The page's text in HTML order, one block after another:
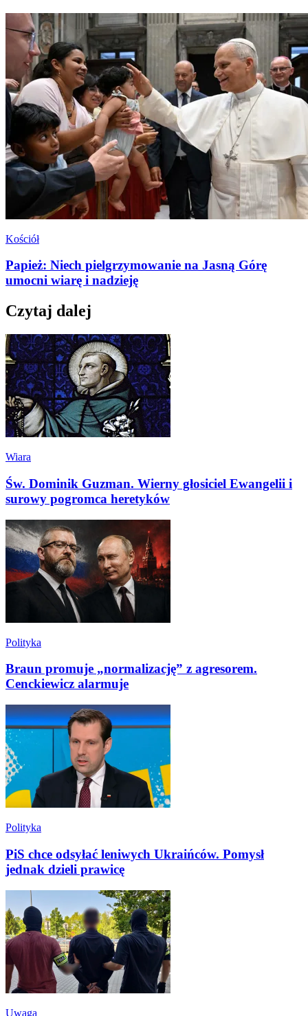
Kościół
Papież: Niech pielgrzymowanie na Jasną Górę
umocni wiarę i nadzieję
Czytaj dalej
Wiara
Św. Dominik Guzman. Wierny głosiciel Ewangelii i
surowy pogromca heretyków
Polityka
Braun promuje „normalizację” z agresorem.
Cenckiewicz alarmuje
Polityka
PiS chce odsyłać leniwych Ukraińców. Pomysł
jednak dzieli prawicę
Uwaga